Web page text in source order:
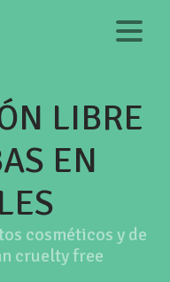
LIBRE
EN
cosméticos y de
cruelty free